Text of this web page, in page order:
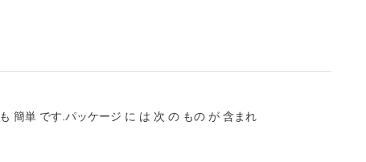
簡単 です.パッケージ に は 次 の もの が 含まれ